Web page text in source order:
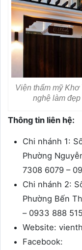
Viện thẩm mỹ
nghệ làm
Thông tin liên hệ:
Chi nhánh 1:
Phường
7308 6079 –
Chi nhánh 2:
Phường Bến
– 0933 888 515
Website:
Facebook: